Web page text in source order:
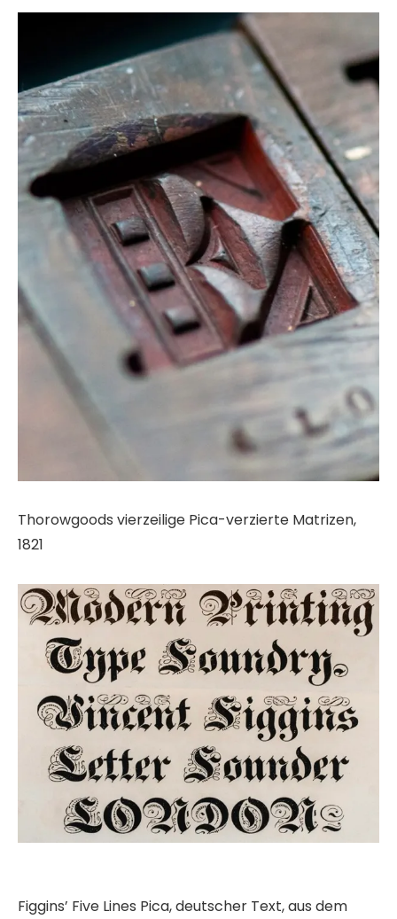
Thorowgoods vierzeilige Pica-verzierte Matrizen,
1821
Figgins’ Five Lines Pica, deutscher Text, aus dem